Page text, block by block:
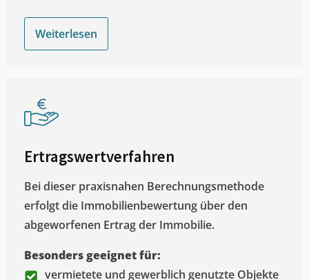
Weiterlesen
Ertragswertverfahren
Bei dieser praxisnahen Berechnungsmethode
erfolgt die Immobilienbewertung über den
abgeworfenen Ertrag der Immobilie.
Besonders geeignet für:
vermietete und gewerblich genutzte Objekte